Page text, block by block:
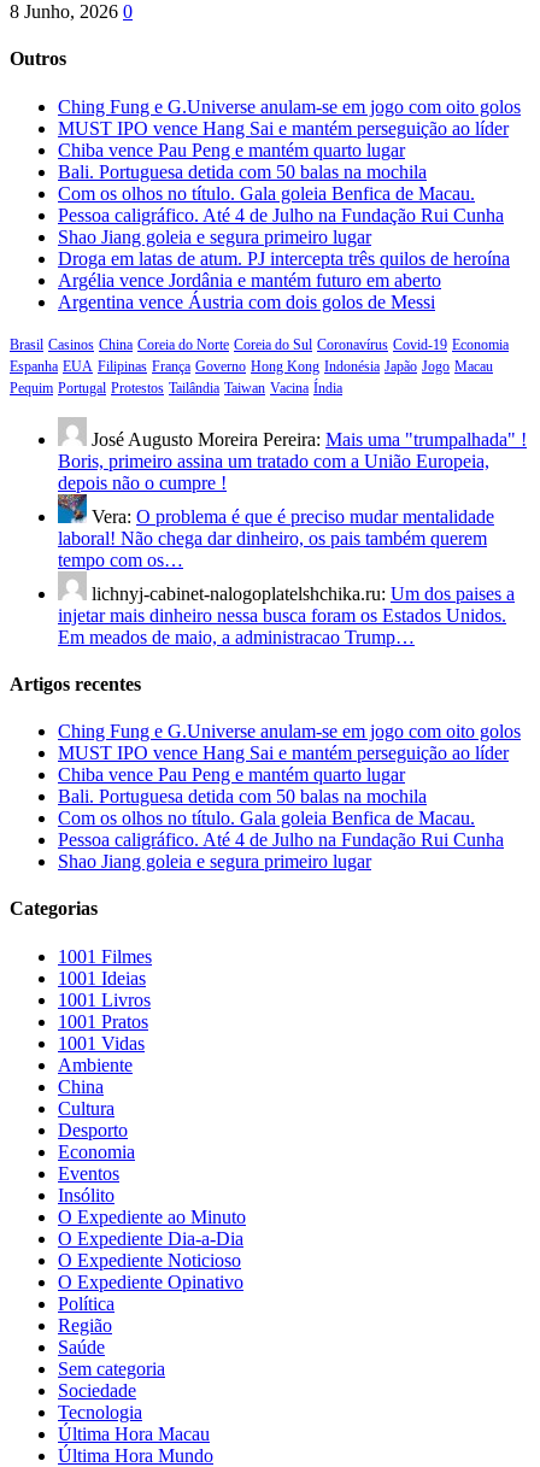
8 Junho, 2026 0
Outros
Ching Fung e G.Universe anulam-se em jogo com oito golos
MUST IPO vence Hang Sai e mantém perseguição ao líder
Chiba vence Pau Peng e mantém quarto lugar
Bali. Portuguesa detida com 50 balas na mochila
Com os olhos no título. Gala goleia Benfica de Macau.
Pessoa caligráfico. Até 4 de Julho na Fundação Rui Cunha
Shao Jiang goleia e segura primeiro lugar
Droga em latas de atum. PJ intercepta três quilos de heroína
Argélia vence Jordânia e mantém futuro em aberto
Argentina vence Áustria com dois golos de Messi
Brasil Casinos China Coreia do Norte Coreia do Sul Coronavírus Covid-19 Economia
Espanha EUA Filipinas França Governo Hong Kong Indonésia Japão Jogo Macau
Pequim Portugal Protestos Tailândia Taiwan Vacina Índia
José Augusto Moreira Pereira: Mais uma "trumpalhada" !
Boris, primeiro assina um tratado com a União Europeia,
depois não o cumpre !
Vera: O problema é que é preciso mudar mentalidade
laboral! Não chega dar dinheiro, os pais também querem
tempo com os…
lichnyj-cabinet-nalogoplatelshchika.ru: Um dos paises a
injetar mais dinheiro nessa busca foram os Estados Unidos.
Em meados de maio, a administracao Trump…
Artigos recentes
Ching Fung e G.Universe anulam-se em jogo com oito golos
MUST IPO vence Hang Sai e mantém perseguição ao líder
Chiba vence Pau Peng e mantém quarto lugar
Bali. Portuguesa detida com 50 balas na mochila
Com os olhos no título. Gala goleia Benfica de Macau.
Pessoa caligráfico. Até 4 de Julho na Fundação Rui Cunha
Shao Jiang goleia e segura primeiro lugar
Categorias
1001 Filmes
1001 Ideias
1001 Livros
1001 Pratos
1001 Vidas
Ambiente
China
Cultura
Desporto
Economia
Eventos
Insólito
O Expediente ao Minuto
O Expediente Dia-a-Dia
O Expediente Noticioso
O Expediente Opinativo
Política
Região
Saúde
Sem categoria
Sociedade
Tecnologia
Última Hora Macau
Última Hora Mundo